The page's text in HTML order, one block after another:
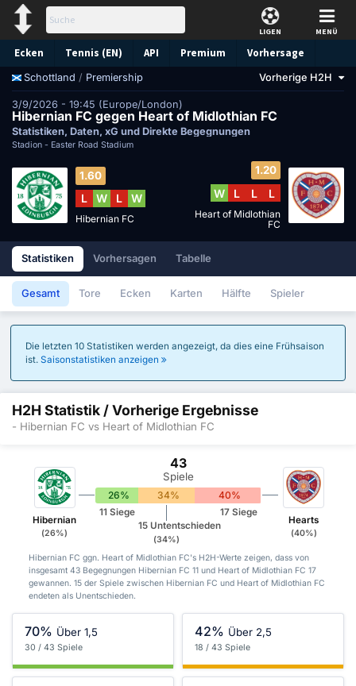
LIGEN MENÜ
Ecken Tennis (EN) API Premium Vorhersage
Schottland / Premiership Vorherige H2H
3/9/2026 - 19:45 (Europe/London)
Hibernian FC gegen Heart of Midlothian FC
Statistiken, Daten, xG und Direkte Begegnungen
Stadion - Easter Road Stadium
1.60
L W L W
Hibernian FC
1.20
W L L L
Heart of Midlothian
FC
Statistiken Vorhersagen Tabelle
Gesamt Tore Ecken Karten Hälfte Spieler
Die letzten 10 Statistiken werden angezeigt, da dies eine Frühsaison
ist. Saisonstatistiken anzeigen
H2H Statistik / Vorherige Ergebnisse
- Hibernian FC vs Heart of Midlothian FC
Hibernian
(26%)
43
Spiele
26% 34% 40%
11 Siege
15 Untentschieden
(34%)
17 Siege
Hearts
(40%)
Hibernian FC ggn. Heart of Midlothian FC's H2H-Werte zeigen, dass von
insgesamt 43 Begegnungen Hibernian FC 11 und Heart of Midlothian FC 17
gewannen. 15 der Spiele zwischen Hibernian FC und Heart of Midlothian FC
endeten als Unentschieden.
70% Über 1,5
30 / 43 Spiele
42% Über 2,5
18 / 43 Spiele